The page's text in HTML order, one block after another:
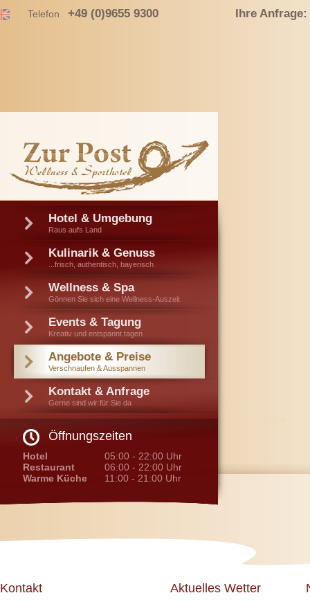
Hotel & Umgebung
Raus aufs Land
Kulinarik & Genuss
...frisch, authentisch, bayerisch
Wellness & Spa
Gönnen Sie sich eine Wellness-Auszeit
Events & Tagung
Kreativ und entspannt tagen
Angebote & Preise
Verschnaufen & Ausspannen
Kontakt & Anfrage
Gerne sind wir für Sie da
Öffnungszeiten
Hotel
05:00 - 22:00 Uhr
Restaurant
06:00 - 22:00 Uhr
Warme Küche
11:00 - 21:00 Uhr
Ihre Anfrage:
Telefon +49 (0)9655 9300
Kontakt Aktuelles Wetter